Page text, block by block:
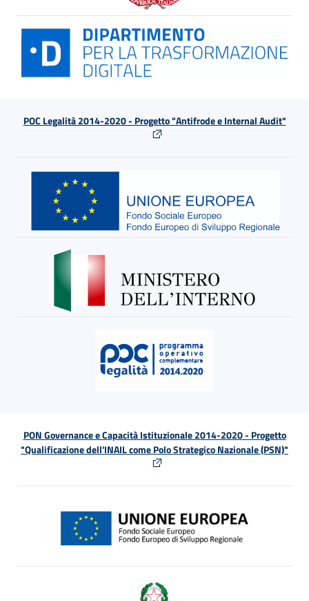
POC Legalità 2014-2020 - Progetto "Antifrode e Internal Audit"
PON Governance e Capacità Istituzionale 2014-2020 - Progetto
"Qualificazione dell'INAIL come Polo Strategico Nazionale (PSN)"